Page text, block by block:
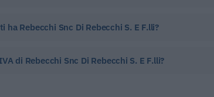
ha Rebecchi Snc Di Rebecchi S. E F.lli?
di Rebecchi Snc Di Rebecchi S. E F.lli?